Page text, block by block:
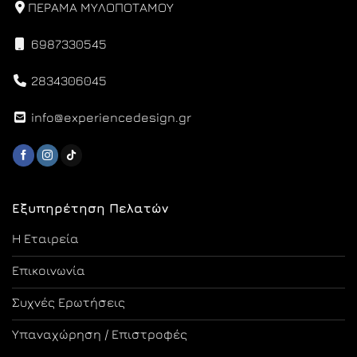
Εξυπηρέτηση Πελατών
Η Εταιρεία
Επικοινωνία
Συχνές Ερωτήσεις
Υπαναχώρηση / Επιστροφές
ΠΕΡΑΜΑ ΜΥΛΟΠΟΤΑΜΟΥ
6987330545
2834306045
info@experiencedesign.gr